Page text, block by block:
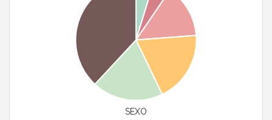
SEXO